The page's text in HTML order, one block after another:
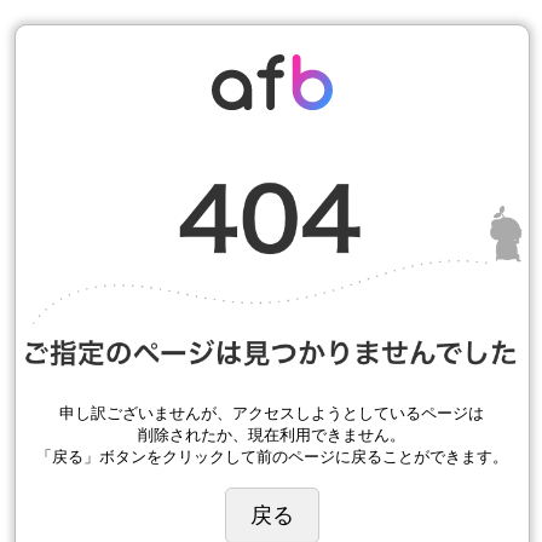
申し訳ございませんが、アクセスしようとしているページは
削除されたか、現在利用できません。
「戻る」ボタンをクリックして前のページに戻ることができます。
戻る